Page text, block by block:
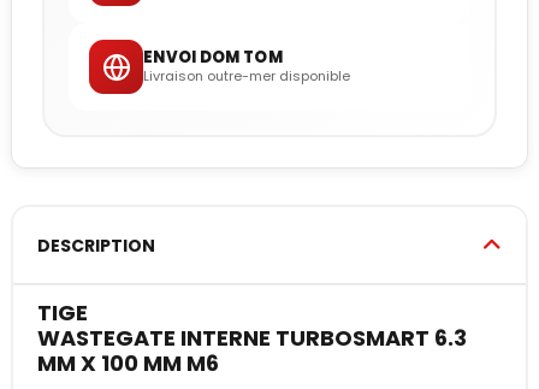
ENVOI DOM TOM
Livraison outre-mer disponible
DESCRIPTION
TIGE
WASTEGATE INTERNE TURBOSMART 6.3
MM X 100 MM M6